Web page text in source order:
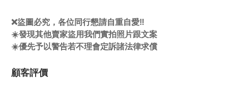
❌盜圖必究，各位同行懇請自重自愛‼️
☀️發現其他賣家盜用我們實拍照片跟文案
☀️優先予以警告若不理會定訴諸法律求償
顧客評價